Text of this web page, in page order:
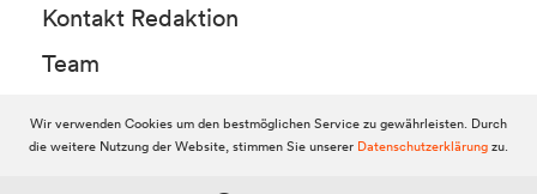
Kontakt Redaktion
Team
© 2010-2026 Dolomitenstadt.at
Wir verwenden Cookies um den bestmöglichen Service zu gewährleisten. Durch
die weitere Nutzung der Website, stimmen Sie unserer Datenschutzerklärungzu.